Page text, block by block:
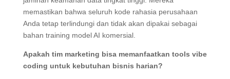
memastikan bahwa seluruh kode rahasia perusahaan
Anda tetap terlindungi dan tidak akan dipakai sebagai
bahan training model AI komersial.
Apakah tim marketing bisa memanfaatkan tools vibe
coding untuk kebutuhan bisnis harian?